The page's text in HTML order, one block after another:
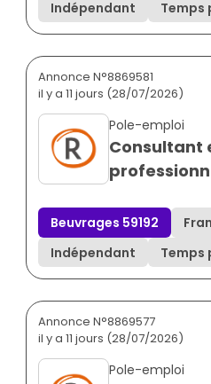
Indépendant
Temps
Annonce N°8869581
il y a 11 jours (28/07/2026)
Pole-emploi
Consultant
Beuvrages 59192
Indépendant
Temps
Annonce N°8869577
il y a 11 jours (28/07/2026)
Pole-emploi